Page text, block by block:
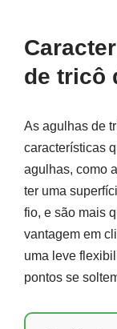
de tricô
As agulhas de
características
agulhas, como
ter uma
fio, e são mais
vantagem em
uma leve
pontos se